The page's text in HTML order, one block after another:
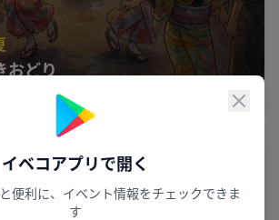
閉じ
イベコアプリで開く
便利に、イベント情報をチェックできま
す
おどり
5